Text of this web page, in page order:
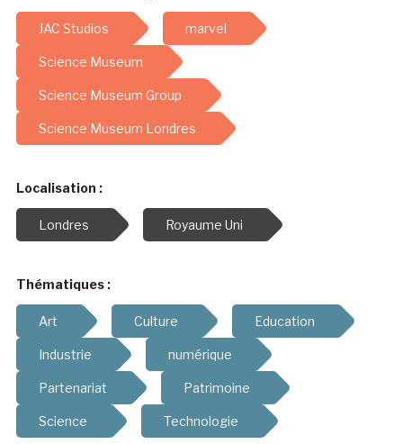
JAC Studios marvel
Science Museum
Science Museum Group
Science Museum Londres
Localisation :
Londres Royaume Uni
Thématiques :
Art Culture Education
Industrie numérique
Partenariat Patrimoine
Science Technologie